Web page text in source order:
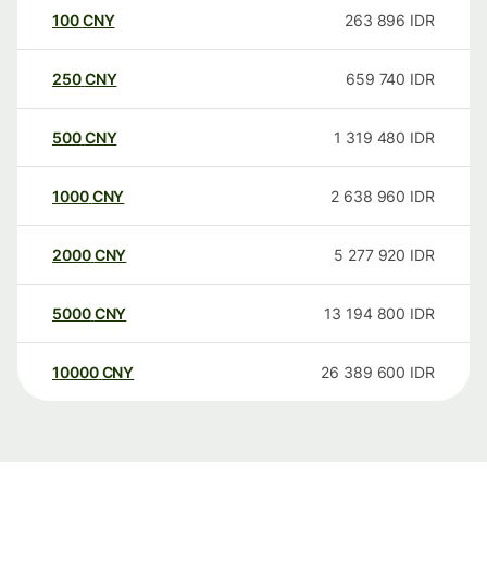
100CNY 263 896 IDR
250CNY 659 740 IDR
500CNY 1 319 480 IDR
1000CNY 2 638 960 IDR
2000CNY 5 277 920 IDR
5000CNY 13 194 800 IDR
10000 CNY 26 389 600 IDR